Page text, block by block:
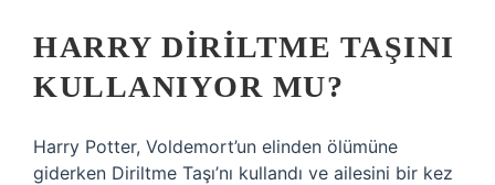
HARRY DIRILTME TAŞINI
KULLANIYOR MU?
Harry Potter, Voldemort’un elinden ölümüne
giderken Diriltme Taşı’nı kullandı ve ailesini bir kez